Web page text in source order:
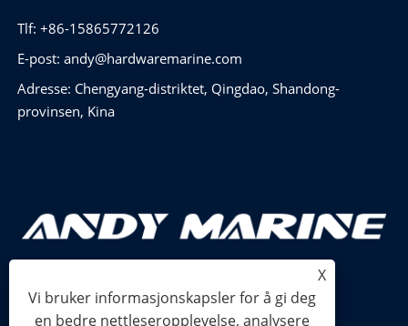
Tlf: +86-15865772126
E-post: andy@hardwaremarine.com
Adresse: Chengyang-distriktet, Qingdao, Shandong-
provinsen, Kina
X
Vi bruker informasjonskapsler for å gi deg
en bedre nettleseropplevelse, analysere